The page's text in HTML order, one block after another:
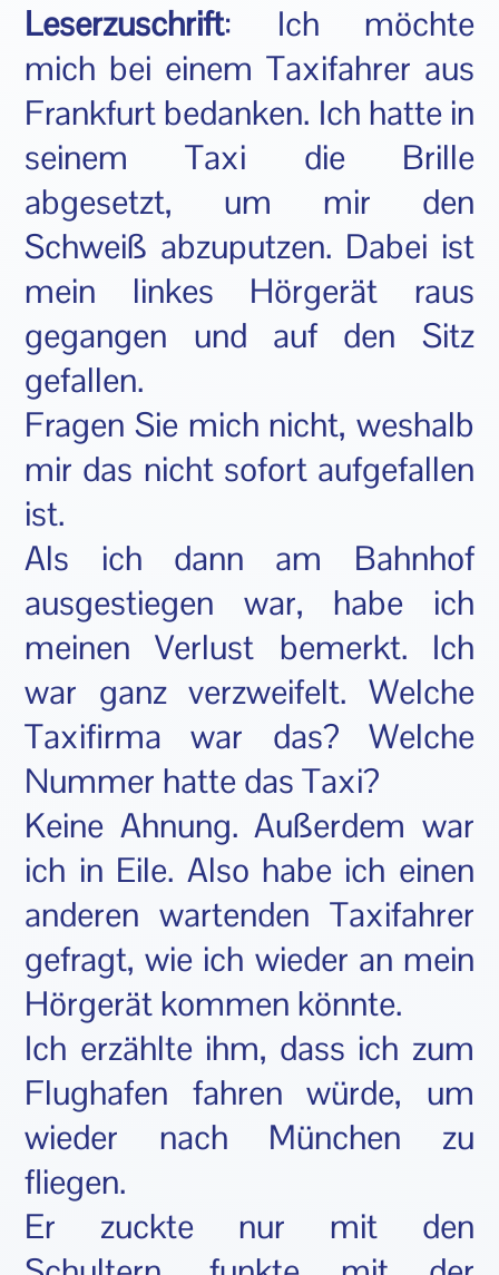
Leserzuschrift: Ich möchte
mich bei einem Taxifahrer aus
Frankfurt bedanken. Ich hatte in
seinem Taxi die Brille
abgesetzt, um mir den
Schweiß abzuputzen. Dabei ist
mein linkes Hörgerät raus
gegangen und auf den Sitz
gefallen.
Fragen Sie mich nicht, weshalb
mir das nicht sofort aufgefallen
ist.
Als ich dann am Bahnhof
ausgestiegen war, habe ich
meinen Verlust bemerkt. Ich
war ganz verzweifelt. Welche
Taxifirma war das? Welche
Nummer hatte das Taxi?
Keine Ahnung. Außerdem war
ich in Eile. Also habe ich einen
anderen wartenden Taxifahrer
gefragt, wie ich wieder an mein
Hörgerät kommen könnte.
Ich erzählte ihm, dass ich zum
Flughafen fahren würde, um
wieder nach München zu
fliegen.
Er zuckte nur mit den